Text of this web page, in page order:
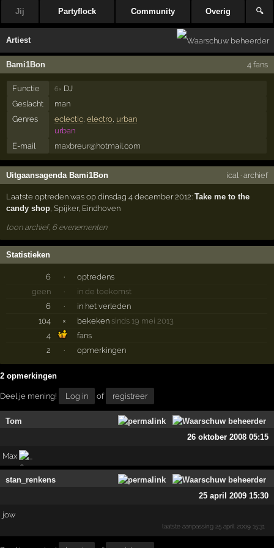
Jij Partyflock Community Overig 🔍
Artiest
Bami1Bon 4 fans
Functie 6× DJ
Geslacht
man
Genres
eclectic, electro, urban
urban
E-mail
maxbreur@hotmail.com
Uitgaansagenda Bami1Bon ical· archief
Laatste optreden was op dinsdag 4 december 2012:Take me to the
candy shop ,Spijker, Eindhoven
toon archief, 6 evenementen
Statistieken
6 ·
optredens
geen
·
in de toekomst
6
·
in het verleden
104
× bekeken sinds 19 mei 2013
4
fans
2
· opmerkingen
2 opmerkingen
Deel je mening! Log in of registreer
Tom
26 oktober 2008 05:15
Max
stan_renkens
25 april 2009 15:30
jow
laatste aanpassing 25 april 2009 15:31